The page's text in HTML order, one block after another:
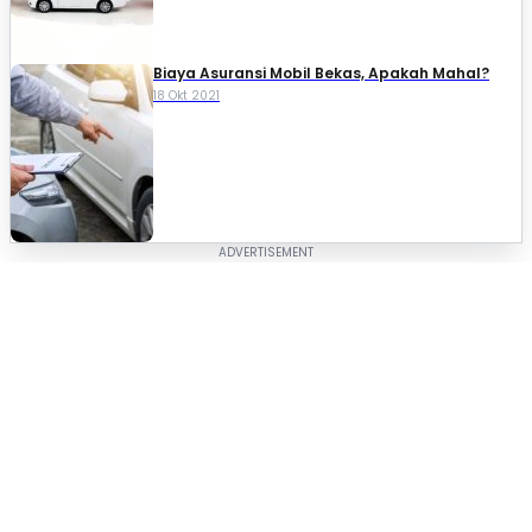
Biaya Asuransi Mobil Bekas, Apakah Mahal?
18 Okt 2021